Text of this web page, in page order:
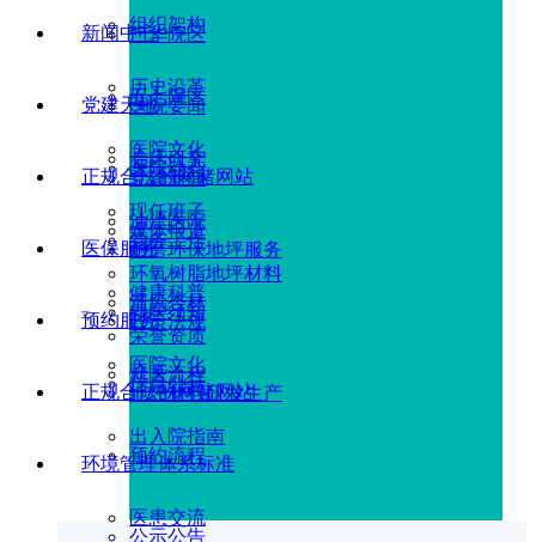
组织架构
历史沿革
医院文化
现任班子
环氧树脂地坪材料
荣誉资质
广华院区
五七院区
临床研究
油建医院
新闻中心
医院要闻
医院动态
媒体报道
健康科普
党建天地
党建新闻
党务工作
清风杏林
医院文化
正规合法的网赌网站
耐磨环保地坪服务
就医须知
就医流程
出入院指南
医保服务
政策法规
信息公示
预约服务
地坪材料研发生产
预约流程
医患交流
正规合法的网赌网站
环境管理体系标准
公示公告